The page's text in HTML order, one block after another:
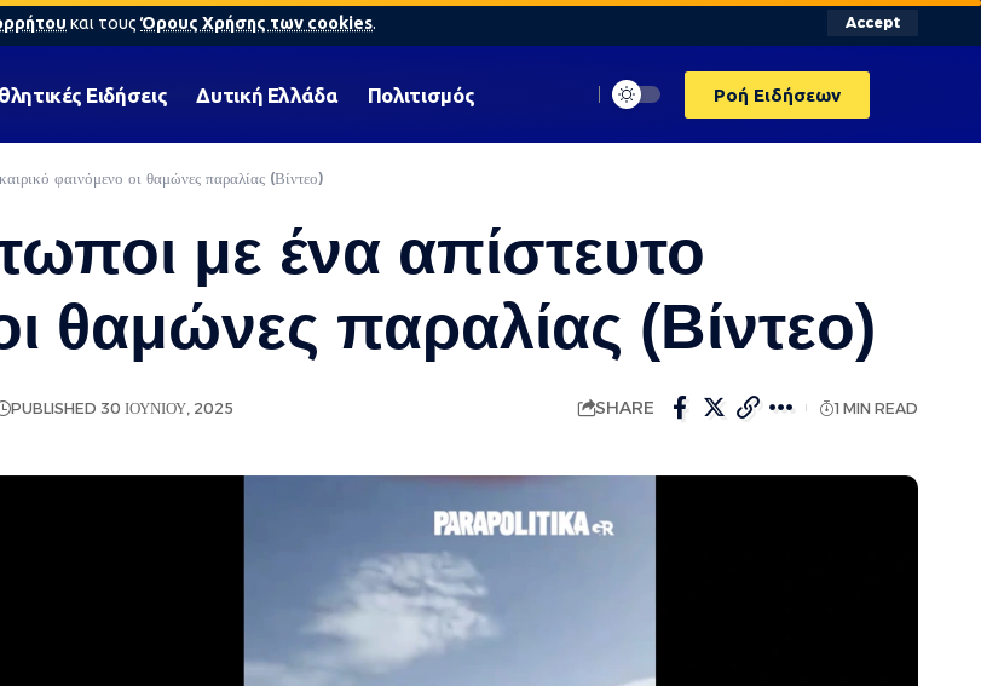
και τους Όρους Χρήσης των cookies. Accept
Ειδήσεις Δυτική Ελλάδα Πολιτισμός Ροή Ειδήσεων
φαινόμενο οι θαμώνες παραλίας (Βίντεο)
με ένα απίστευτο
θαμώνες παραλίας (Βίντεο)
PUBLISHED 30 ΙΟΥΝΊΟΥ, 2025 SHARE 1 MIN READ